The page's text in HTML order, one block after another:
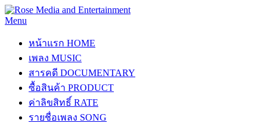
Menu
หน้าแรก HOME
เพลง MUSIC
สารคดี DOCUMENTARY
ซื้อสินค้า PRODUCT
ค่าลิขสิทธิ์ RATE
รายชื่อเพลง SONG